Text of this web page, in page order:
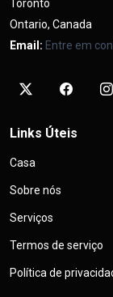
Toronto
Ontario, Canada
Email: Entre em
Links Úteis
Casa
Sobre nós
Serviços
Termos de serviço
Política de